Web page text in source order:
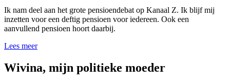
Ik nam deel aan het grote pensioendebat op Kanaal Z. Ik blijf mij
inzetten voor een deftig pensioen voor iedereen. Ook een
aanvullend pensioen hoort daarbij.
Lees meer
Wivina, mijn politieke moeder